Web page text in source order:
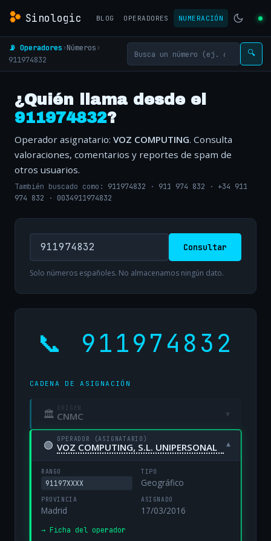
Sinologic BLOG OPERADORES NUMERACIÓN
📡 Operadores›Números›
911974832
🔍
¿Quién llama desde el
911974832?
Operador asignatario: VOZ COMPUTING. Consulta
valoraciones, comentarios y reportes de spam de
otros usuarios.
También buscado como: 911974832 · 911 974 832 · +34 911
974 832 · 0034911974832
Consultar
Solo números españoles. No almacenamos ningún dato.
📞 911974832
CADENA DE ASIGNACIÓN
🏛 ORIGEN
CNMC ▾
🟢 OPERADOR (ASIGNATARIO)
VOZ COMPUTING, S.L. UNIPERSONAL ▾
RANGO
91197XXXX
TIPO
Geográfico
PROVINCIA
Madrid
ASIGNADO
17/03/2016
→ Ficha del operador